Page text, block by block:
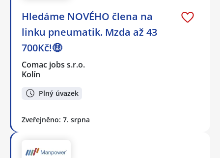
Hledáme NOVÉHO člena na
linku pneumatik. Mzda až 43
700Kč!🤑
Comac jobs s.r.o.
Kolín
Plný úvazek
Zveřejněno: 7. srpna